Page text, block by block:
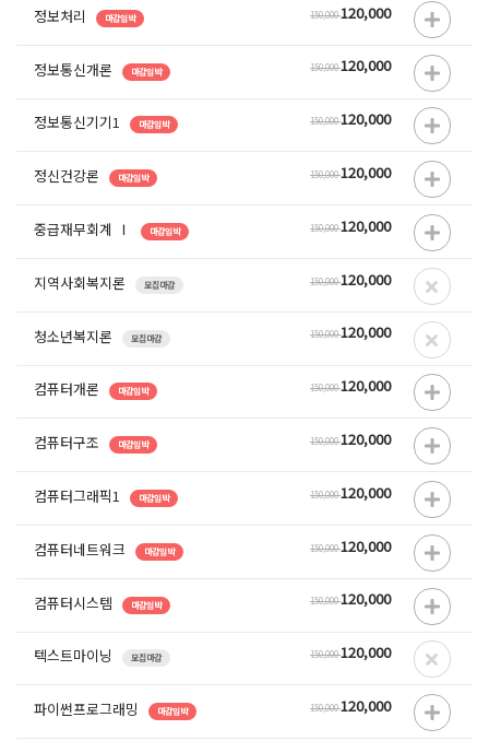
정보처리 마감임박 150,000120,000
정보통신개론 마감임박 150,000120,000
정보통신기기1 마감임박 150,000120,000
정신건강론 마감임박 150,000120,000
중급재무회계 Ⅰ 마감임박 150,000120,000
지역사회복지론 모집마감 150,000120,000
청소년복지론 모집마감 150,000120,000
컴퓨터개론 마감임박 150,000120,000
컴퓨터구조 마감임박 150,000120,000
컴퓨터그래픽1 마감임박 150,000120,000
컴퓨터네트워크 마감임박 150,000120,000
컴퓨터시스템 마감임박 150,000120,000
텍스트마이닝 모집마감 150,000120,000
파이썬프로그래밍 마감임박 150,000120,000